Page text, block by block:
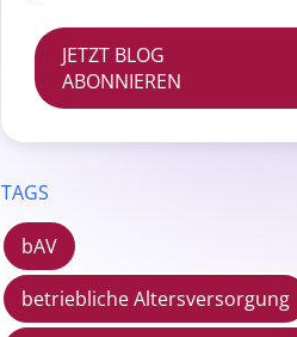
JETZT BLOG
ABONNIEREN
TAGS
bAV
betriebliche Altersversorgung